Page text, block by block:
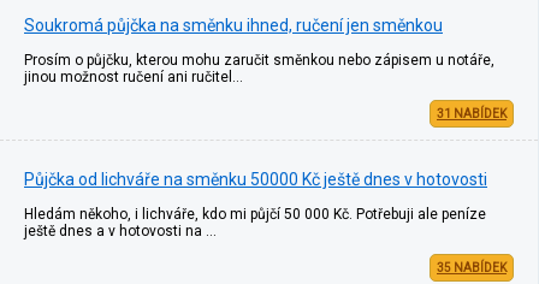
Soukromá půjčka na směnku ihned, ručení jen směnkou
Prosím o půjčku, kterou mohu zaručit směnkou nebo zápisem u notáře,
jinou možnost ručení ani ručitel…
31 NABÍDEK
Půjčka od lichváře na směnku 50000 Kč ještě dnes v hotovosti
Hledám někoho, i lichváře, kdo mi půjčí 50 000 Kč. Potřebuji ale peníze
ještě dnes a v hotovosti na …
35 NABÍDEK